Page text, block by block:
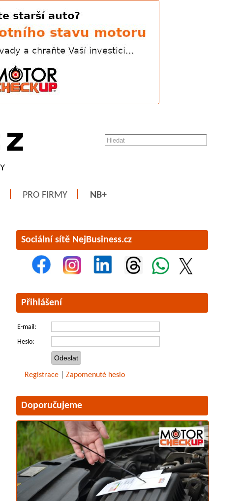
PRO FIRMY NB+
Sociální sítě NejBusiness.cz
Přihlášení
E-mail:
Heslo:
Registrace Zapomenuté heslo
Doporučujeme